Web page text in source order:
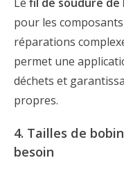
pour les
réparations
permet une
déchets et
propres.
4. Tailles de
besoin